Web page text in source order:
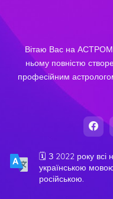
Вітаю Вас на
ньому повністю
професійним
🗓️ З 2022 року всі
українською
російською.